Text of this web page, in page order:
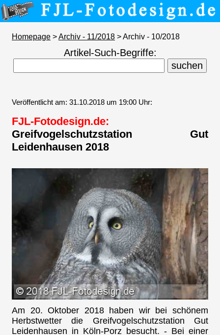
Homepage >Archiv - 11/2018 > Archiv - 10/2018
Artikel-Such-Begriffe:
Veröffentlicht am: 31.10.2018 um 19:00 Uhr:
FJL-Fotodesign.de:
Greifvogelschutzstation Gut
Leidenhausen 2018
Am 20. Oktober 2018 haben wir bei schönem
Herbstwetter die Greifvogelschutzstation Gut
Leidenhausen in Köln-Porz besucht. - Bei einer